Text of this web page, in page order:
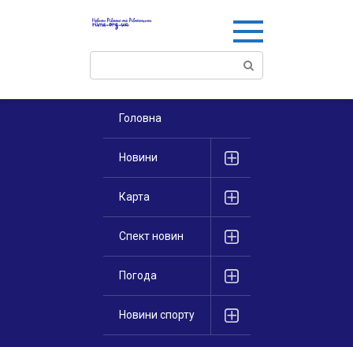
Поиск:
Головна
Новини
Карта
Спект новин
Погода
Новини спорту